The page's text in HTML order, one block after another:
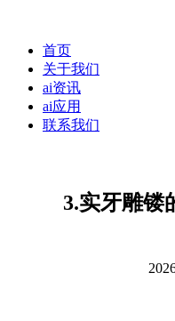
首页
关于我们
ai资讯
ai应用
联系我们
3.实牙雕镂